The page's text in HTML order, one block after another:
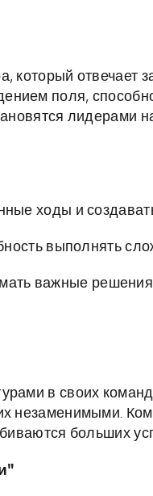
который отвечает
поля,
лидерами
ходы и
выполнять
важные решения
в своих
незаменимыми.
больших